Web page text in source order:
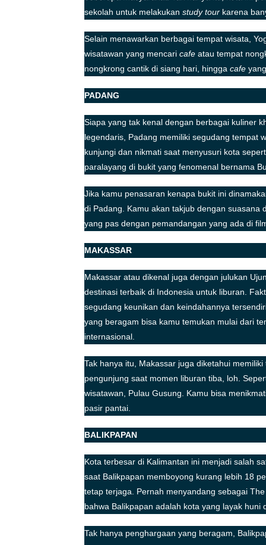
sekolah untuk melakukan study tour karena
Selain menawarkan berbagai tempat wisata,
wisatawan yang mencari cafe atau tempat
nongkrong cantik di siang hari, hingga cafe
PADANG
Siapa yang tak kenal dengan berbagai kuliner
legendaris, Padang memiliki segudang tempat
kunjungi dan nikmati saat menyusuri kota
paralayang di bukit yang fenomenal bernama
Jika kamu penasaran kenapa bukit ini
di Padang. Kamu akan takjub dengan suasana
yang pas dengan pemandangan yang ada di
MAKASSAR
Makassar atau dikenal juga dengan julukan
destinasi terbaik di Indonesia untuk liburan.
segudang keunikan dan keindahannya
yang beragam bisa kamu temukan mulai dari
internasional.
Tak hanya itu, Makassar juga diketahui
pengunjung saat momen liburan tiba, loh.
wisatawan, Pulau Gusung. Kamu bisa
pasir pantai.
BALIKPAPAN
Kota terbesar di Kalimantan ini menjadi salah
saat Balikpapan memboyong kurang lebih 18
tetap terjaga. Pernah menyandang sebagai
bahwa Balikpapan adalah kota yang layak huni
Tak hanya penghargaan yang beragam,